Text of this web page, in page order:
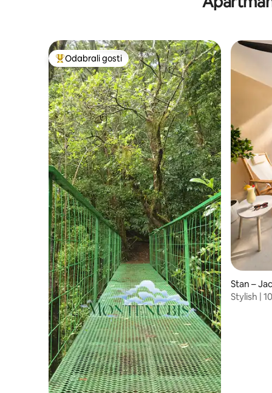
Među najviše rangiranima s oznakom „Odabrali gosti”
Odabrali gosti
Stan –
Stylish |